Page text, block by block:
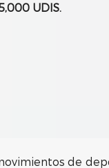
UDIS.
de